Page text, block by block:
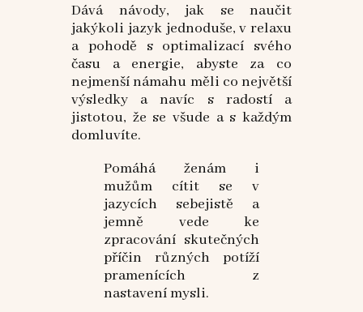
Dává návody, jak se naučit
jakýkoli jazyk jednoduše, v relaxu
a pohodě s optimalizací svého
času a energie, abyste za co
nejmenší námahu měli co největší
výsledky a navíc s radostí a
jistotou, že se všude a s každým
domluvíte.
Pomáhá ženám i
mužům cítit se v
jazycích sebejistě a
jemně vede ke
zpracování skutečných
příčin různých potíží
pramenících z
nastavení mysli.